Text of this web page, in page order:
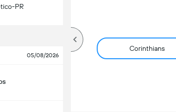
PR
05/08/2026
Corinthians